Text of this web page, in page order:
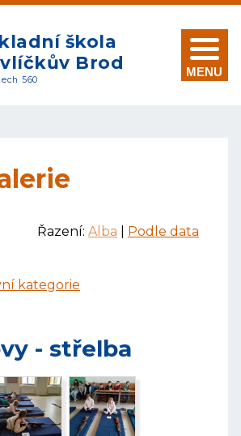
škola
Brod
560
MENU
Řazení: Alba Podle data
kategorie
- střelba